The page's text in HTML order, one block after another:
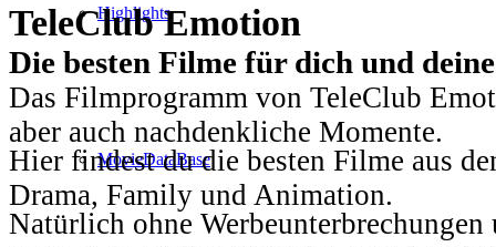
Highlights
MovieDataBase
TeleClub Emotion
Die besten Filme für dich und
Das Filmprogramm von TeleClub
aber auch nachdenkliche Momente.
Hier findest du die besten Filme aus
Drama, Family und Animation.
Natürlich ohne